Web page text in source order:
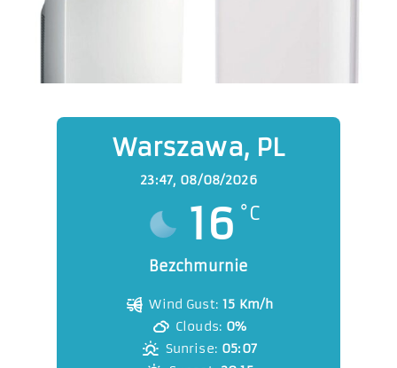
Warszawa, PL
23:47, 08/08/2026
16 °C
Bezchmurnie
Wind Gust: 15 Km/h
Clouds: 0%
Sunrise: 05:07